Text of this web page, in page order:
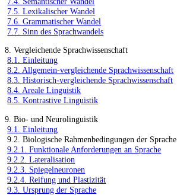
7.5. Lexikalischer Wandel
7.6. Grammatischer Wandel
7.7. Sinn des Sprachwandels
8. Vergleichende Sprachwissenschaft
8.1. Einleitung
8.2. Allgemein-vergleichende Sprachwissenschaft
8.3. Historisch-vergleichende Sprachwissenschaft
8.4. Areale Linguistik
8.5. Kontrastive Linguistik
9. Bio- und Neurolinguistik
9.1. Einleitung
9.2. Biologische Rahmenbedingungen der Sprache
9.2.1. Funktionale Anforderungen an Sprache
9.2.2. Lateralisation
9.2.3. Spiegelneuronen
9.2.4. Reifung und Plastizität
9.3. Ursprung der Sprache